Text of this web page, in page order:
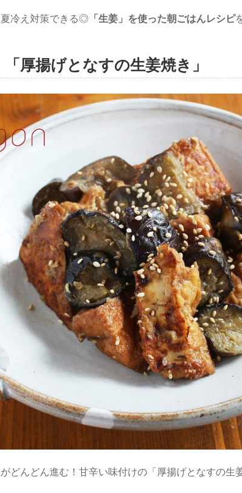
冷え対策できる◎ 「生姜」を使った朝ごはんレシピ
厚揚げとなすの生姜焼き」
どんどん進む！甘辛い味付けの「厚揚げとなすの生